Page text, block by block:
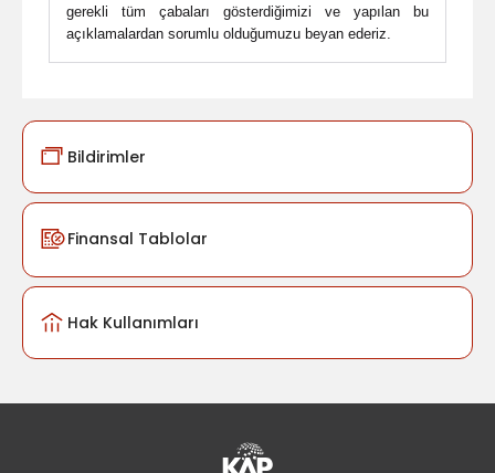
gerekli tüm çabaları gösterdiğimizi ve yapılan bu
açıklamalardan sorumlu olduğumuzu beyan ederiz.
Bildirimler
Finansal Tablolar
Hak Kullanımları